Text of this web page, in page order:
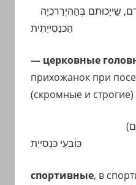
שַייָכוּתם בְּהַהִיֶרַרכִיָה
הַכּנַסִייַתִית
— церковные
прихожанок при
(скромные и строгие)
(
כּוֹבעֵי כּנֵסִייַת
спортивные, в